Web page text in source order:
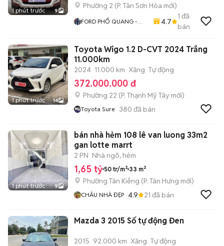
1 phút trước 9
Phường 2 (P. Tân Sơn Hòa mới)
FORD PHỔ QUANG -
4.7
1 đã
bán
1 phút trước 14
Toyota Wigo 1.2 D-CVT 2024 Trắng
11.000km
2024 11.000 km Xăng Tự động
372.000.000 đ
Phường 22 (P. Thạnh Mỹ Tây mới)
Toyota Sure 380 đã bán
1 phút trước 9
bán nhà hẻm 108 lê van luong 33m2
gan lotte marrt
2 PN Nhà ngõ, hẻm
1,65 tỷ 50 tr/m² 33 m²
Phường Tân Kiểng (P. Tân Hưng mới)
CHÂU NHÀ ĐẸP 4.9 21 đã bán
Mazda 3 2015 Số tự động Đen
2015 92.000 km Xăng Tự động